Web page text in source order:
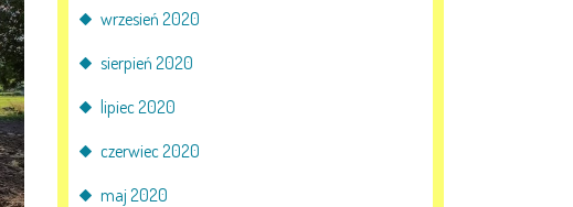
wrzesień 2020
sierpień 2020
lipiec 2020
czerwiec 2020
maj 2020